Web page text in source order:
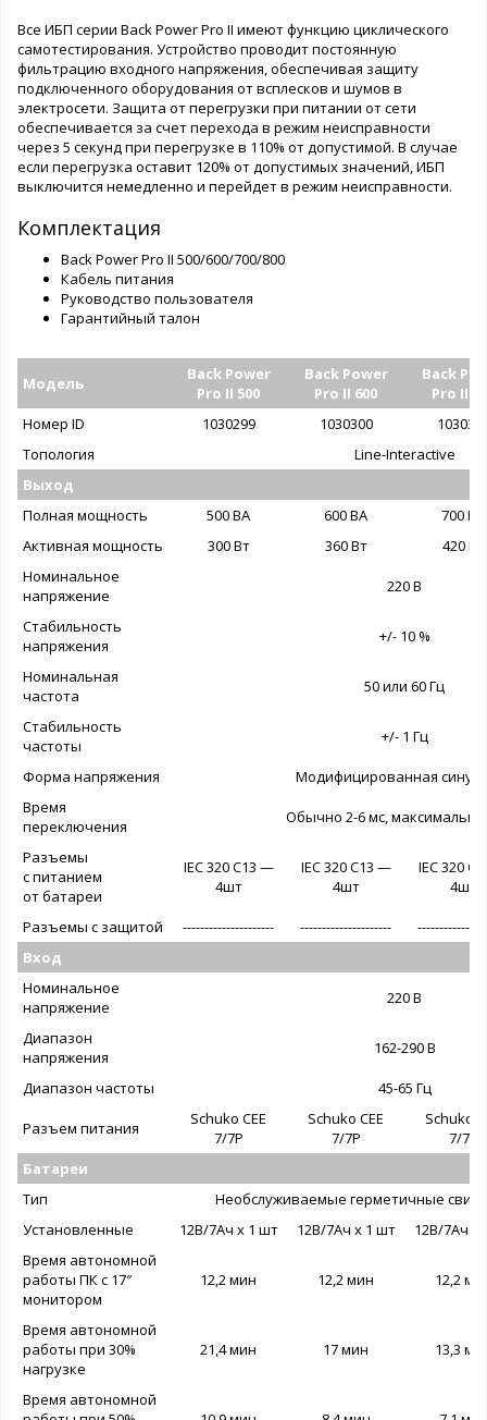
Все ИБП серии Back Power Pro II имеют функцию циклического
самотестирования. Устройство проводит постоянную
фильтрацию входного напряжения, обеспечивая защиту
подключенного оборудования от всплесков и шумов в
электросети. Защита от перегрузки при питании от сети
обеспечивается за счет перехода в режим неисправности
через 5 секунд при перегрузке в 110% от допустимой. В случае
если перегрузка оставит 120% от допустимых значений, ИБП
выключится немедленно и перейдет в режим неисправности.
Комплектация
Back Power Pro II 500/600/700/800
Кабель питания
Руководство пользователя
Гарантийный талон
Модель
Back Power
Pro II 500
Back Power
Pro II 600
Back
Pro II
Номер ID
1030299 1030300
Топология
Line-Interactive
Выход
Полная мощность
500 ВА 600 ВА
700 ВА
Активная мощность
300 Вт 360 Вт
420 Вт
Номинальное
напряжение
220 В
Стабильность
напряжения
+/- 10 %
Номинальная
частота
50 или 60 Гц
Стабильность
частоты
+/- 1 Гц
Форма напряжения
Модифицированная
Время
переключения
Обычно 2-6 мс, максимально
Разъемы
с питанием
от батареи
IEC 320 C13 —
4шт
IEC 320 C13 —
4шт
IEC 320
4шт
Разъемы с защитой --------------------- ---------------------
Вход
Номинальное
напряжение
220 В
Диапазон
напряжения
162-290 В
Диапазон частоты 45-65 Гц
Разъем питания
Schuko CEE
7/7P
Schuko CEE
7/7P
Schuko
7/7P
Батареи
Тип
Необслуживаемые герметичные
Установленные
12В/7Ач х 1 шт 12В/7Ач х 1 шт
12В/7Ач х
Время автономной
работы ПК с 17″
монитором
12,2 мин 12,2 мин 12,2
Время автономной
работы при 30%
нагрузке
21,4 мин 17 мин 13,3
Время автономной